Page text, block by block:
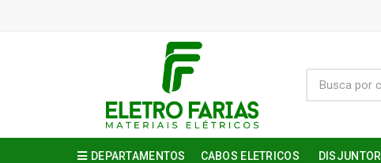
DEPARTAMENTOS CABOS ELETRICOS DISJUNTOR